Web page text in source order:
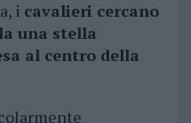
i cavalieri cercano
una stella
al centro della